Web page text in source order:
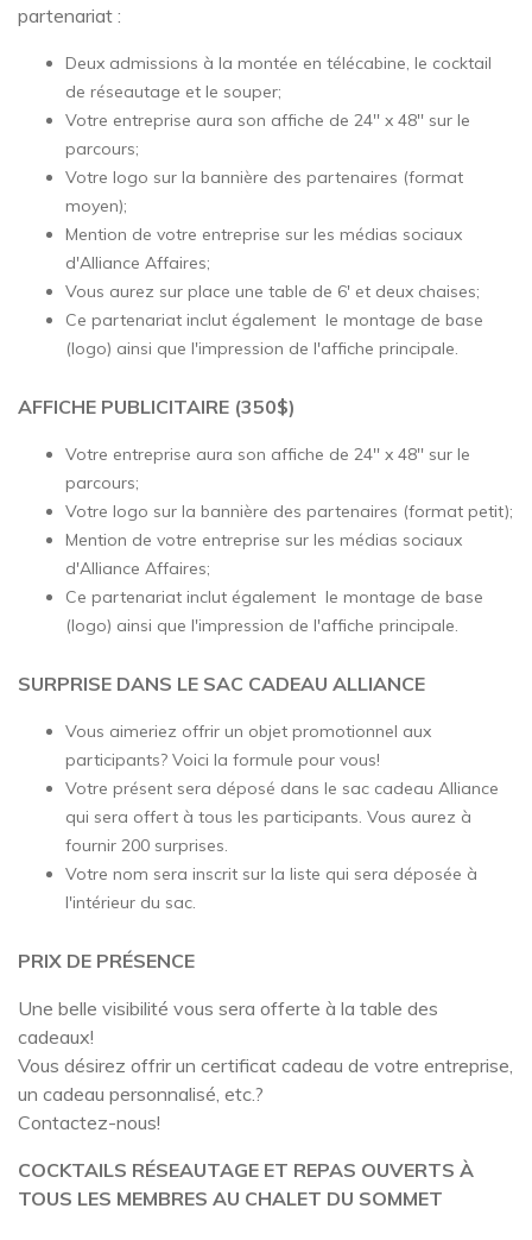
partenariat :
Deux admissions à la montée en télécabine, le cocktail
de réseautage et le souper;
Votre entreprise aura son affiche de 24'' x 48'' sur le
parcours;
Votre logo sur la bannière des partenaires (format
moyen);
Mention de votre entreprise sur les médias sociaux
d'Alliance Affaires;
Vous aurez sur place une table de 6' et deux chaises;
Ce partenariat inclut également le montage de base
(logo) ainsi que l'impression de l'affiche principale.
AFFICHE PUBLICITAIRE (350$)
Votre entreprise aura son affiche de 24'' x 48'' sur le
parcours;
Votre logo sur la bannière des partenaires (format petit);
Mention de votre entreprise sur les médias sociaux
d'Alliance Affaires;
Ce partenariat inclut également le montage de base
(logo) ainsi que l'impression de l'affiche principale.
SURPRISE DANS LE SAC CADEAU ALLIANCE
Vous aimeriez offrir un objet promotionnel aux
participants? Voici la formule pour vous!
Votre présent sera déposé dans le sac cadeau Alliance
qui sera offert à tous les participants. Vous aurez à
fournir 200 surprises.
Votre nom sera inscrit sur la liste qui sera déposée à
l'intérieur du sac.
PRIX DE PRÉSENCE
Une belle visibilité vous sera offerte à la table des
cadeaux!
Vous désirez offrir un certificat cadeau de votre entreprise,
un cadeau personnalisé, etc.?
Contactez-nous!
COCKTAILS RÉSEAUTAGE ET REPAS OUVERTS À
TOUS LES MEMBRES AU CHALET DU SOMMET